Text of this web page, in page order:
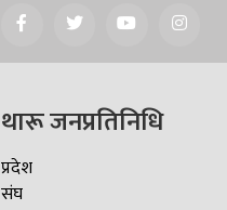
थारू जनप्रतिनिधि
प्रदेश
संघ